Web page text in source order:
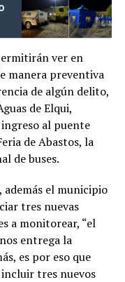
ver en
manera preventiva
de algún delito,
de Elqui,
al puente
de Abastos, la
de buses.
el municipio
tres nuevas
a monitorear, “el
entrega la
es por eso que
tres nuevos